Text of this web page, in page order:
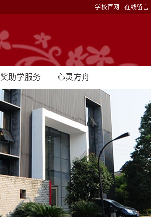
学校官网 在线留言
奖助学服务 心灵方舟